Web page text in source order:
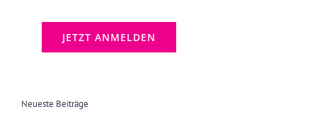
Neueste Beiträge